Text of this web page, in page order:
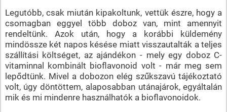
Legutóbb, csak miután kipakoltunk, vettük észre, hogy a
csomagban eggyel több doboz van, mint amennyit
rendeltünk. Azok után, hogy a korábbi küldemény
mindössze két napos késése miatt visszautalták a teljes
szállítási költséget, az ajándékon - mely egy doboz C-
vitaminnal kombinált bioflavonoid volt - már meg sem
lepődtünk. Mivel a dobozon elég szűkszavú tájékoztató
volt, úgy döntöttem, alaposabban utánajárok, egyáltalán
mik és mi mindenre használhatók a bioflavonoidok.